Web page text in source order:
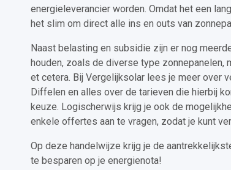
energieleverancier worden. Omdat het een
het slim om direct alle ins en outs van
Naast belasting en subsidie zijn er nog
houden, zoals de diverse type zonnepanelen,
et cetera. Bij Vergelijksolar lees je meer over
Diffelen en alles over de tarieven die hierbij
keuze. Logischerwijs krijg je ook de
enkele offertes aan te vragen, zodat je kunt
Op deze handelwijze krijg je de
te besparen op je energienota!